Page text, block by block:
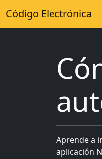
Código Electrónica
Aprende a
aplicación